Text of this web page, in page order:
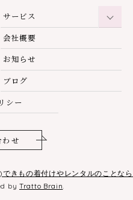
サービス
会社概要
お知らせ
ブログ
シー
せ
きもの着付けやレンタルのことなら
by Tratto Brain